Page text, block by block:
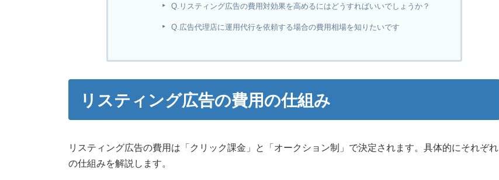
Q.リスティング広告の費用対効果を高めるにはどうすればいいでしょうか？
Q.広告代理店に運用代行を依頼する場合の費用相場を知りたいです
リスティング広告の費用の仕組み
リスティング広告の費用は「クリック課金」と「オークション制」で決定されます。具体的にそれぞれ
の仕組みを解説します。